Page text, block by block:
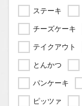
ステーキ
チーズケーキ
テイクアウト
とんかつ
パンケーキ
ピッツァ